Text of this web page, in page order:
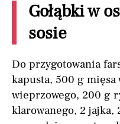
Gołąbki w
sosie
Do przygotowania
kapusta, 500 g mięsa
wieprzowego, 200 g
klarowanego, 2